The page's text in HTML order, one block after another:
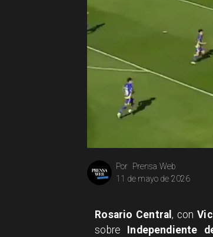
Prensa Web
Por
11 de mayo de 2026
Rosario Central, con
sobre
Independiente